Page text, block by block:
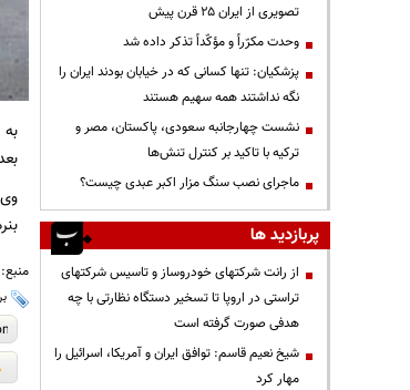
منبع:
تصویری از ایران ۲۵ قرن پیش
وحدت مکرّراً و مؤکّداً تذکر داده شد
پزشکیان: تنها کسانی که در خیابان بودند ایران را
نگه نداشتند همه سهیم هستند
نشست چهارجانبه سعودی، پاکستان، مصر و
ترکیه با تاکید بر کنترل تنش‌ها
ماجرای نصب سنگ مزار اکبر عبدی چیست؟
پربازدید ها
از رانت‌ شرکتهای خودروساز و تاسیس شرکتهای
تراستی در اروپا تا تسخیر دستگاه نظارتی با چه
هدفی صورت گرفته است
شیخ نعیم قاسم: توافق ایران و آمریکا، اسرائیل را
مهار کرد